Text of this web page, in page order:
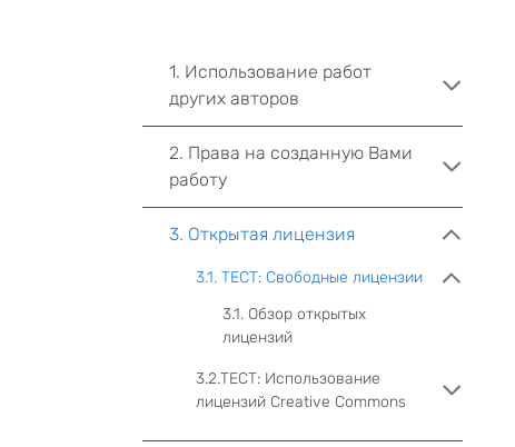
1. Использование работ
других авторов
2. Права на созданную Вами
работу
3. Открытая лицензия
3.1. ТЕСТ: Свободные лицензии
3.1. Обзор открытых
лицензий
3.2.ТЕСТ: Использование
лицензий Creative Commons